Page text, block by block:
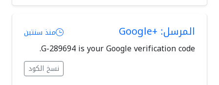
المرسل: +Google منذ سنتين
G-289694 is your Google verification code.
نسخ الكود